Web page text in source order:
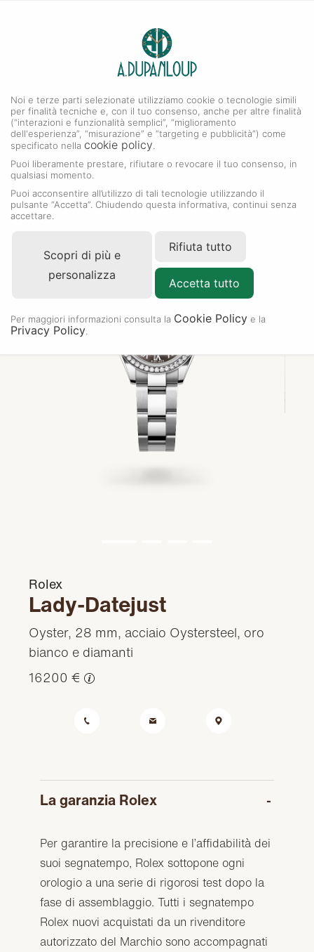
Collezione Lady-Datejust
Rolex
Lady-Datejust
Oyster, 28 mm, acciaio Oystersteel, oro
bianco e diamanti
16200 €
La garanzia Rolex
Per garantire la precisione e l’affidabilità dei
suoi segnatempo, Rolex sottopone ogni
orologio a una serie di rigorosi test dopo la
fase di assemblaggio. Tutti i segnatempo
Rolex nuovi acquistati da un rivenditore
autorizzato del Marchio sono accompagnati
Noi e terze parti selezionate utilizziamo cookie o tecnologie simili
per finalità tecniche e, con il tuo consenso, anche per altre finalità
(“interazioni e funzionalità semplici”, “miglioramento
dell'esperienza”, “misurazione” e “targeting e pubblicità”) come
specificato nella cookie policy
Puoi liberamente prestare, rifiutare o revocare il tuo consenso, in
qualsiasi momento.
Puoi acconsentire all’utilizzo di tali tecnologie utilizzando il
pulsante “Accetta”. Chiudendo questa informativa, continui senza
accettare.
Scopri di più e
personalizza
Rifiuta tutto
Accetta tutto
Per maggiori informazioni consulta la Cookie Policy e la
Privacy Policy